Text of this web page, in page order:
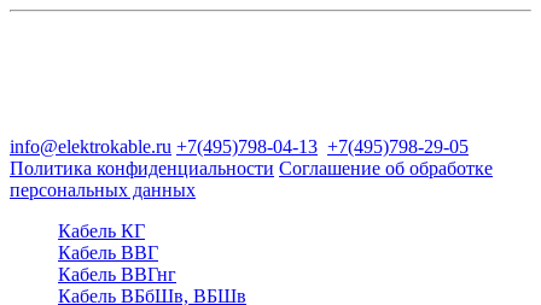
info@elektrokable.ru +7(495)798-04-13 +7(495)798-29-05
Политика конфиденциальности Соглашение об обработке
персональных данных
Кабель КГ
Кабель ВВГ
Кабель ВВГнг
Кабель ВБбШв, ВБШв